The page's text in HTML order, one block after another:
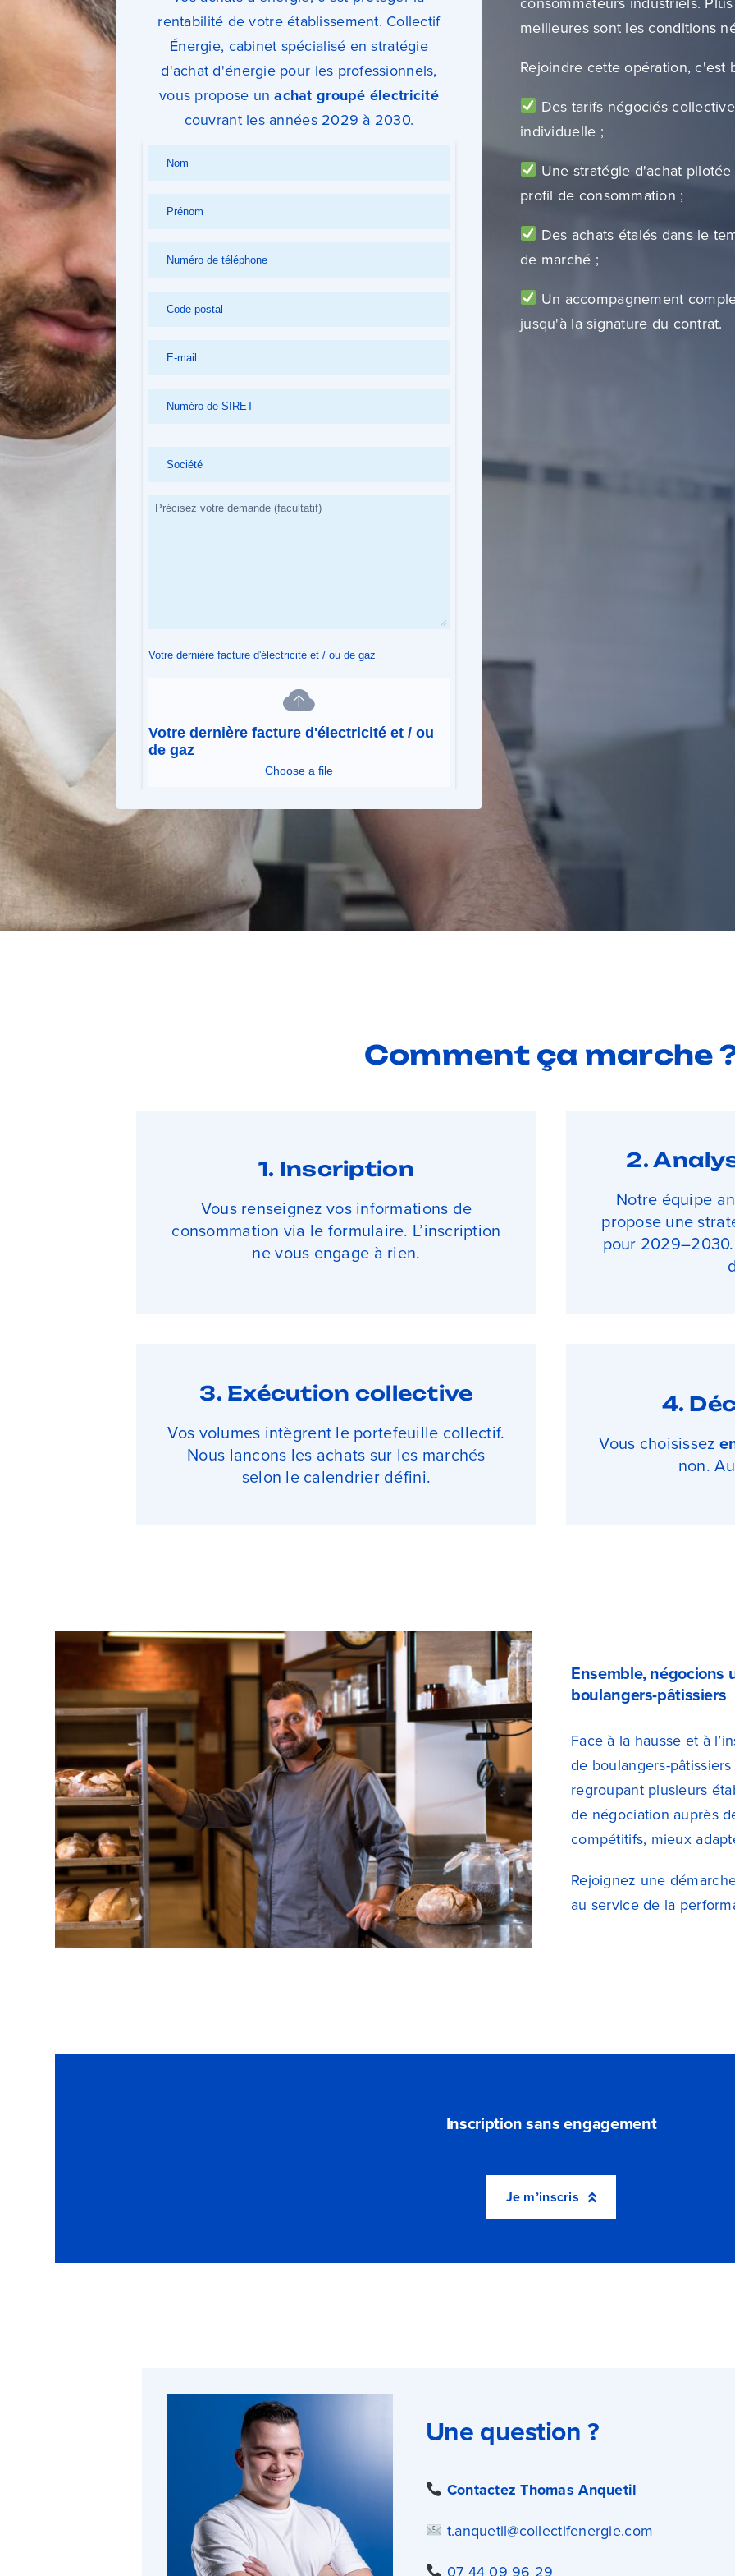
rentabilité de votre établissement. Collectif
Énergie, cabinet spécialisé en stratégie
d'achat d'énergie pour les professionnels,
vous propose unachat groupé électricité
couvrant les années 2029 à 2030.
meilleures sont les conditions
Rejoindre cette opération, c'est
Des tarifs négociés
individuelle ;
Une stratégie d'achat
profil de consommation ;
Des achats étalés dans le
de marché ;
Un accompagnement
jusqu'à la signature du contrat.
Comment ça marche
1. Inscription
Vous renseignez vos informations de
consommation via le formulaire. L’inscription
ne vous engage à rien.
2.
Notre équipe
propose une
pour
3. Exécution collective
Vos volumes intègrent le portefeuille collectif.
Nous lancons les achats sur les marchés
selon le calendrier défini.
4.
Vous choisissez
non.
Ensemble, négocions
boulangers-pâtissiers
Face à la hausse et à
de boulangers-
regroupant plusieurs
de négociation auprès
compétitifs, mieux
Rejoignez une
au service de la
Inscription sans engagement
Je m’inscris
Une question ?
ContactezThomas Anquetil
t.anquetil@collectifenergie.com